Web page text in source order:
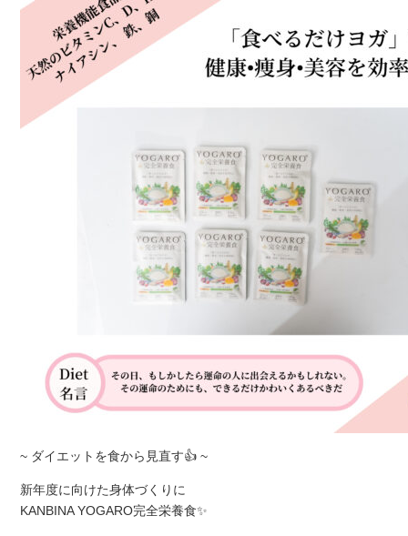
~ ダイエットを食から見直す👍 ~
新年度に向けた身体づくりに
KANBINA YOGARO完全栄養食✨